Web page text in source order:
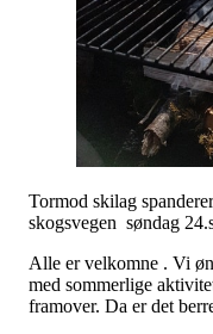
Tormod skilag
skogsvegen søndag
Alle er velkomne . Vi
med sommerlige
framover. Da er det